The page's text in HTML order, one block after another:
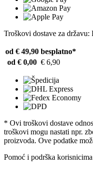
Troškovi dostave za državu:
od € 49,90 besplatno*
od € 0,00 € 6,90
* Ovi troškovi dostave
troškovi mogu nastati npr.
proizvoda. Ove podatke
Pomoć i podrška korisnicima